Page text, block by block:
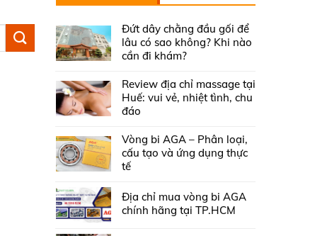
Đứt dây chằng đầu gối để
lâu có sao không? Khi nào
cần đi khám?
Review địa chỉ massage tại
Huế: vui vẻ, nhiệt tình, chu
đáo
Vòng bi AGA – Phân loại,
cấu tạo và ứng dụng thực
tế
Địa chỉ mua vòng bi AGA
chính hãng tại TP.HCM